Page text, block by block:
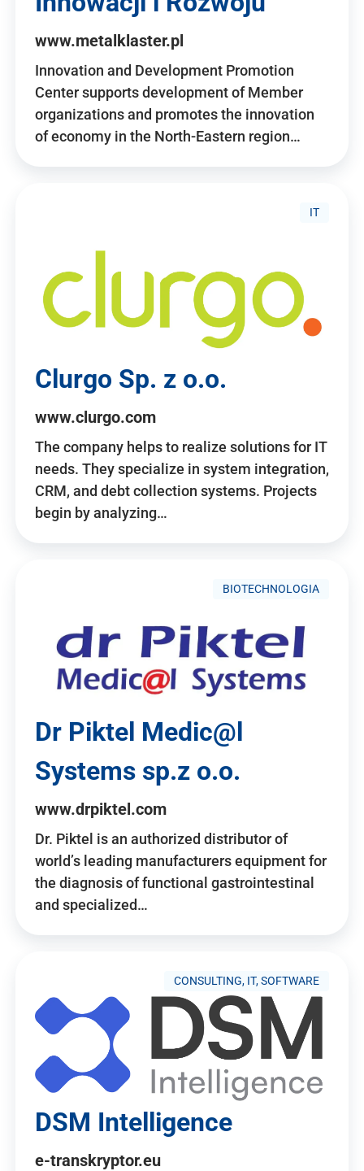
www.metalklaster.pl
Innovation and Development Promotion
Center supports development of Member
organizations and promotes the innovation
of economy in the North-Eastern region…
IT
Clurgo Sp. z o.o.
www.clurgo.com
The company helps to realize solutions for IT
needs. They specialize in system integration,
CRM, and debt collection systems. Projects
begin by analyzing…
BIOTECHNOLOGIA
Dr Piktel Medic@l
Systems sp.z o.o.
www.drpiktel.com
Dr. Piktel is an authorized distributor of
world’s leading manufacturers equipment for
the diagnosis of functional gastrointestinal
and specialized…
CONSULTING, IT, SOFTWARE
DSM Intelligence
e-transkryptor.eu